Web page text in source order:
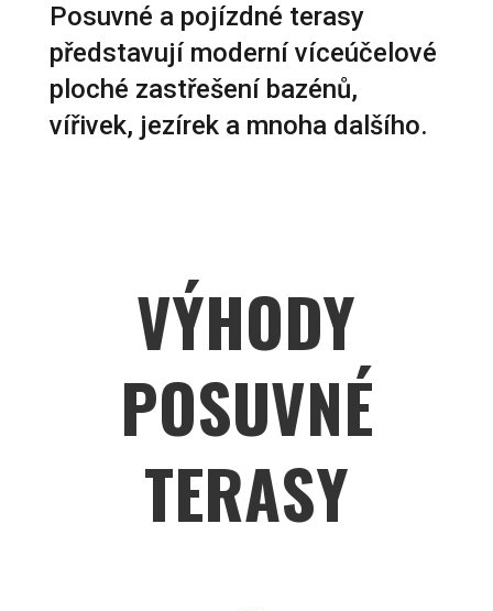
Posuvné a pojízdné terasy
představují moderní víceúčelové
ploché zastřešení bazénů,
vířivek, jezírek a mnoha dalšího.
VÝHODY
POSUVNÉ
TERASY